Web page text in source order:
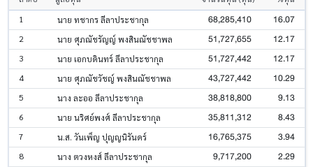
1 นาย ทชากร ลีลาประชากุล 68,285,410 16.07
2 นาย ศุภณัชรัญญ์ พงสินณัชชาพล 51,727,655 12.17
3 นาย เอกบดินทร์ ลีลาประชากุล 51,727,442 12.17
4 นาย ศุภณัชวัชญ์ พงสินณัชชาพล 43,727,442 10.29
5 นาง ละออ ลีลาประชากุล 38,818,800 9.13
6 นาย นริศย์พงศ์ ลีลาประชากุล 35,811,312 8.43
7 น.ส. วันเพ็ญ ปุญญนิรันดร์ 16,765,375 3.94
8 นาง ตวงหงส์ ลีลาประชากุล 9,717,200 2.29